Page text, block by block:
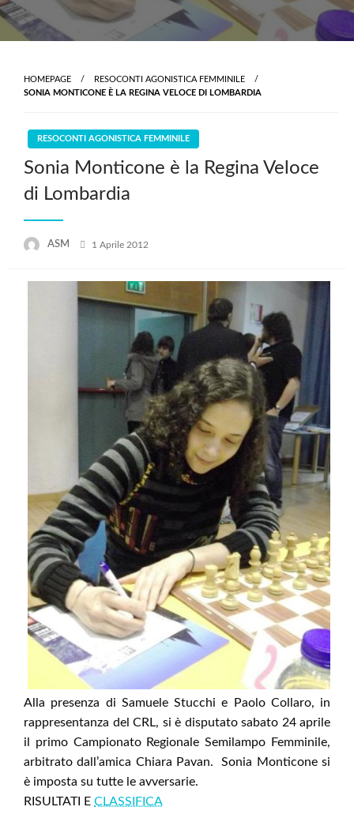
HOMEPAGE
RESOCONTI AGONISTICA FEMMINILE
SONIA MONTICONE È LA REGINA VELOCE DI LOMBARDIA
RESOCONTI AGONISTICA FEMMINILE
Sonia Monticone è la Regina Veloce
di Lombardia
ASM
Posted
1 Aprile 2012
Alla presenza di Samuele Stucchi e Paolo Collaro, in
rappresentanza del CRL, si è disputato sabato 24 aprile
il primo Campionato Regionale Semilampo Femminile,
arbitrato dall’amica Chiara Pavan. Sonia Monticone si
è imposta su tutte le avversarie.
RISULTATI E CLASSIFICA